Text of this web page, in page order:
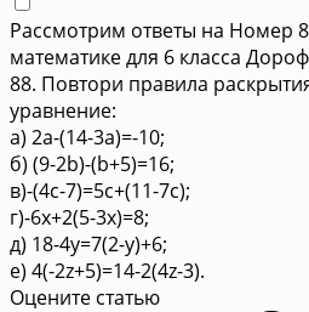
Рассмотрим ответы на Номер
математике для 6 класса
88. Повтори правила
уравнение:
а) 2a-(14-3a)=-10;
б) (9-2b)-(b+5)=16;
в)-(4c-7)=5c+(11-7c);
г)-6x+2(5-3x)=8;
д) 18-4y=7(2-y)+6;
е) 4(-2z+5)=14-2(4z-3).
Оцените статью